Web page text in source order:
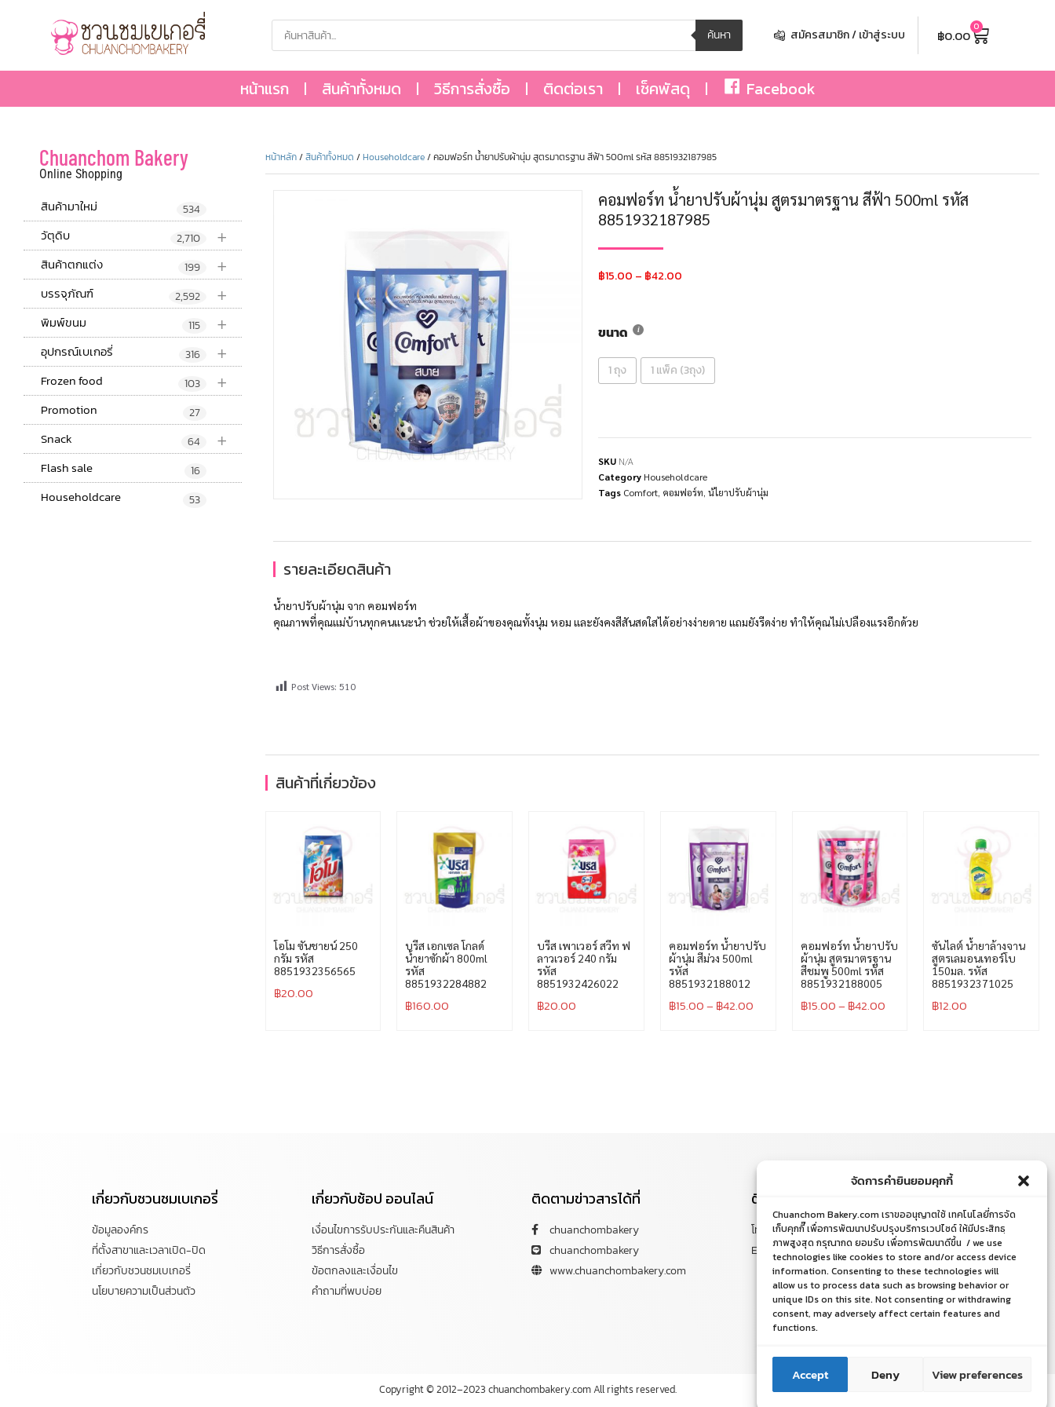
จัดการคำยินยอมคุกกี้
Chuanchom Bakery.com เราขออนุญาตใช้ เทคโนโลยี่การจัด
เก็บคุกกี๊ เพื่อการพัฒนาปรับปรุงบริการเวปไซด์ ให้มีประสิทธฺ
ภาพสูงสุด กรุณากด ยอมรับ เพื่อการพัฒนาดีขึ้น / we use
technologies like cookies to store and/or access device
information. Consenting to these technologies will
allow us to process data such as browsing behavior or
unique IDs on this site. Not consenting or withdrawing
consent, may adversely affect certain features and
functions.
Accept Deny View preferences
ค้นหา สมัครสมาชิก / เข้าสู่ระบบ ฿0.00 0
หน้าแรก สินค้าทั้งหมด วิธีการสั่งซื้อ ติดต่อเรา เช็คพัสดุ Facebook
Chuanchom Bakery
Online Shopping
สินค้ามาใหม่ 534
+
วัตุดิบ 2,710
+
สินค้าตกแต่ง 199
+
บรรจุภัณฑ์ 2,592
+
พิมพ์ขนม 115
+
อุปกรณ์เบเกอรี่ 316
+
Frozen food 103
Promotion 27
+
Snack 64
Flash sale 16
Householdcare 53
หน้าหลัก/สินค้าทั้งหมด /Householdcare/ คอมฟอร์ท น้ำยาปรับผ้านุ่ม สูตรมาตรฐาน สีฟ้า 500ml รหัส 8851932187985
คอมฟอร์ท น้ำยาปรับผ้านุ่ม สูตรมาตรฐาน สีฟ้า 500ml รหัส
8851932187985
฿15.00 – ฿42.00
ขนาด
1 ถุง 1 แพ็ค (3ถุง)
SKU N/A
Category Householdcare
Tags Comfort, คอมฟอร์ท น้ไยาปรับผ้านุ่ม
รายละเอียดสินค้า
น้ำยาปรับผ้านุ่ม จาก คอมฟอร์ท
คุณภาพที่คุณแม่บ้านทุกคนแนะนำ ช่วยให้เสื้อผ้าของคุณทั้งนุ่ม หอม และยังคงสีสันสดใสได้อย่างง่ายดาย แถมยังรีดง่าย ทำให้คุณไม่เปลืองแรงอีกด้วย
Post Views: 510
สินค้าที่เกี่ยวข้อง
โอโม ซันชายน์ 250
กรัม รหัส
8851932356565
฿20.00
บรีส เอกเซล โกลด์
น้ำยาซักผ้า 800ml
รหัส
8851932284882
฿160.00
บรีส เพาเวอร์ สวีท ฟ
ลาวเวอร์ 240 กรัม
รหัส
8851932426022
฿20.00
คอมฟอร์ท น้ำยาปรับ
ผ้านุ่ม สีม่วง 500ml
รหัส
8851932188012
฿15.00– ฿42.00
คอมฟอร์ท น้ำยาปรับ
ผ้านุ่ม สูตรมาตรฐาน
สีชมพู 500ml รหัส
8851932188005
฿15.00– ฿42.00
ซันไลต์ น้ำยาล้างจาน
สูตรเลมอนเทอร์โบ
150มล. รหัส
8851932371025
฿12.00
เกี่ยวกับชวนชมเบเกอรี่
ข้อมูลองค์กร
ที่ตั้งสาขาและเวลาเปิด-ปิด
เกี่ยวกับชวนชมเบเกอรี่
นโยบายความเป็นส่วนตัว
เกี่ยวกับช้อป ออนไลน์
เงื่อนไขการรับประกันและคืนสินค้า
วิธีการสั่งซื้อ
ข้อตกลงและเงื่อนไข
คำถามที่พบบ่อย
ติดตามข่าวสารได้ที่
chuanchombakery
chuanchombakery
www.chuanchombakery.com
ติดต่อสอบถาม
โทร. 065-526-2325, 02 519 8212
E-mail : chuanchom.bakery@gmail.com
Copyright © 2012–2023 chuanchombakery.com All rights reserved.
ติดต่อเรา
ติดต่อเรา